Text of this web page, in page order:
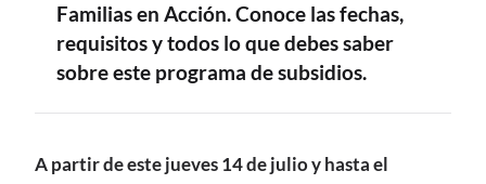
Familias en Acción. Conoce las fechas,
requisitos y todos lo que debes saber
sobre este programa de subsidios.
CONTENIDO
A partir de este jueves 14 de julio y hasta el